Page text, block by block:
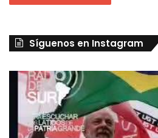
Síguenos en Instagram